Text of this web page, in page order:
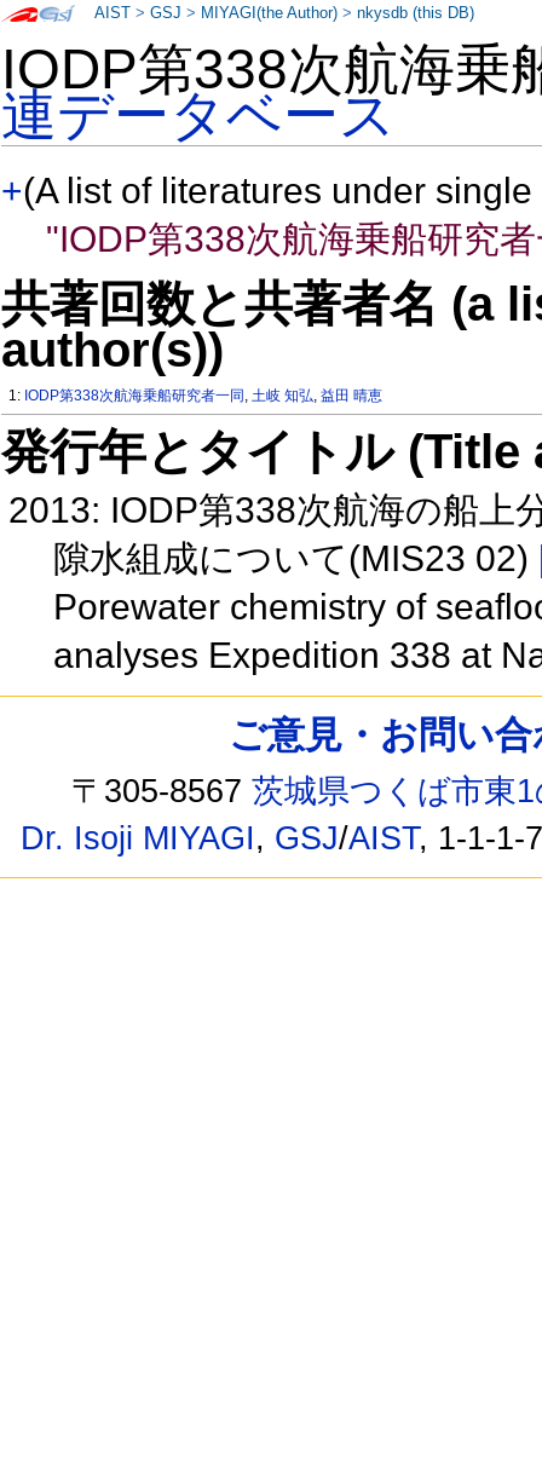
IODP第338次航海
連データベース
+(A list of literatures under
"IODP第338次航海乗船研究
共著回数と共著者名 (a
author(s))
1: IODP第338次航海乗船研究者一同 ,土岐 知弘,益田 晴恵
発行年とタイトル
2013: IODP第338次航海の船上
隙水組成について(MIS23 02)
Porewater chemistry of
analyses Expedition 338 at
AIST >GSJ > MIYAGI(the Author) >nkysdb (this DB)
ご意見・お問い
〒305-8567茨城県つくば市東
Dr. Isoji MIYAGI, GSJ/AIST, 1-1-1-